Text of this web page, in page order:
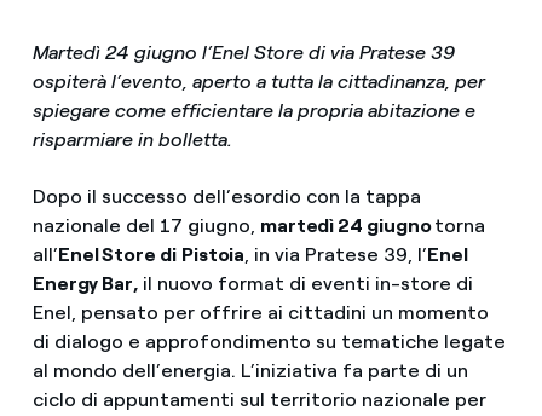
Martedì 24 giugno l’Enel Store di via Pratese 39
ospiterà l’evento, aperto a tutta la cittadinanza, per
spiegare come efficientare la propria abitazione e
risparmiare in bolletta.
Dopo il successo dell’esordio con la tappa
nazionale del 17 giugno, martedì 24 giugnotorna
all’Enel Store di Pistoia, in via Pratese 39, l’Enel
Energy Bar, il nuovo format di eventi in-store di
Enel, pensato per offrire ai cittadini un momento
di dialogo e approfondimento su tematiche legate
al mondo dell’energia. L’iniziativa fa parte di un
ciclo di appuntamenti sul territorio nazionale per